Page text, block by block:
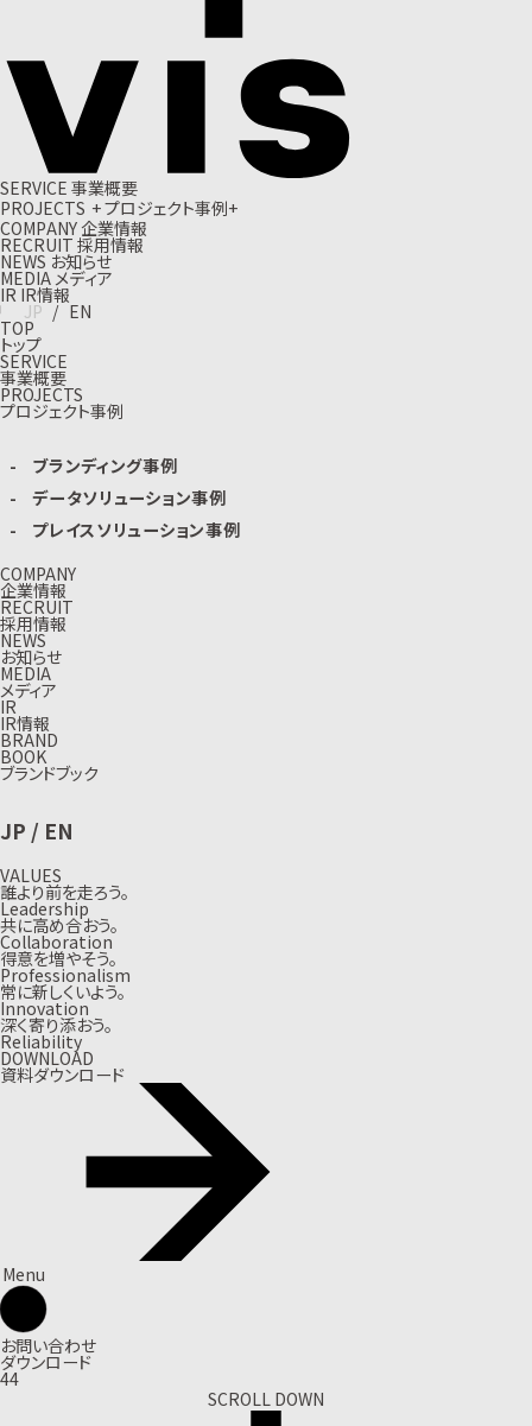
SERVICE 事業概要
PROJECTS +プロジェクト事例+
COMPANY企業情報
RECRUIT 採用情報
NEWS お知らせ
MEDIA メディア
IR IR情報
JP / EN
TOP
トップ
SERVICE
事業概要
PROJECTS
プロジェクト事例
ブランディング事例
データソリューション事例
プレイスソリューション事例
COMPANY
企業情報
RECRUIT
採用情報
NEWS
お知らせ
MEDIA
メディア
IR
IR情報
BRAND
BOOK
ブランドブック
JP / EN
VALUES
誰より前を走ろう。
Leadership
共に高め合おう。
Collaboration
得意を増やそう。
Professionalism
常に新しくいよう。
Innovation
深く寄り添おう。
Reliability
DOWNLOAD
資料ダウンロード
Menu
お問い合わせ
ダウンロード
44
SCROLL DOWN